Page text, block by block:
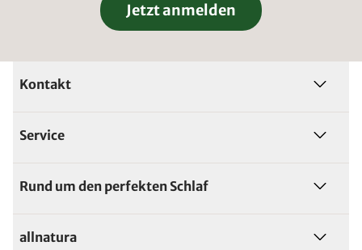
Jetzt anmelden
Kontakt
Service
Rund um den perfekten Schlaf
allnatura